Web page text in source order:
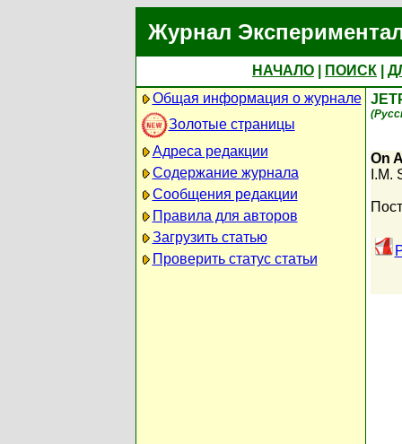
Журнал
НАЧАЛО ПОИСК
Общая информация о журнале
Золотые страницы
Адреса редакции
Содержание журнала
Сообщения редакции
Правила для авторов
Загрузить статью
Проверить статус статьи
On
I.M.